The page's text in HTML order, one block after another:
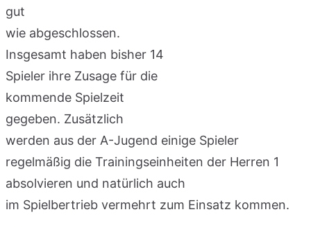
gut
wie abgeschlossen.
Insgesamt haben bisher 14
Spieler ihre Zusage für die
kommende Spielzeit
gegeben. Zusätzlich
werden aus der A-Jugend einige Spieler
regelmäßig die Trainingseinheiten der Herren 1
absolvieren und natürlich auch
im Spielbertrieb vermehrt zum Einsatz kommen.